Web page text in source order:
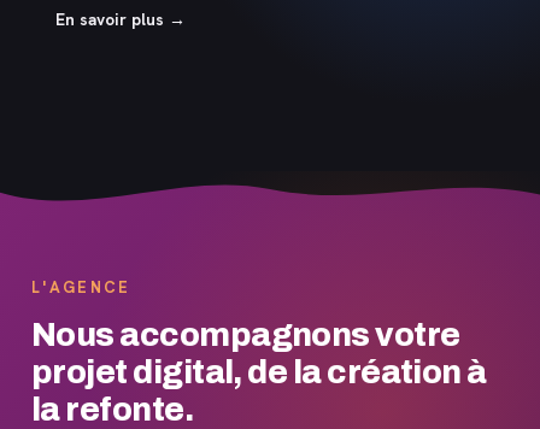
En savoir plus →
L'AGENCE
Nous accompagnons votre
projet digital, de la création à
la refonte.